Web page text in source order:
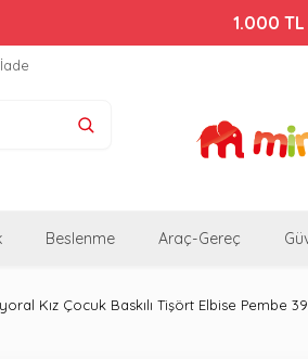
1.000
Bebek
Beslenme Araç-Gereç
Kız Çocuk Baskılı Tişört Elbise Pembe